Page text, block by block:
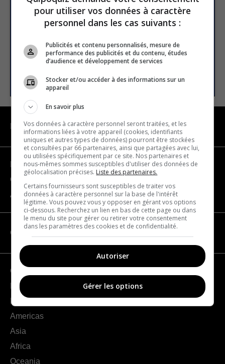
NAVIGATION
Become a partner
Contact us
About us
CATEGORIES
Geography
France
Europe
Americas
Asia
Africa
Oceania
pour utiliser vos données à caractère
personnel dans les cas suivants :
Publicités et contenu personnalisés, mesure de
performance des publicités et du contenu, études
d’audience et développement de services
Stocker et/ou accéder à des informations sur un
appareil
En savoir plus
Vos données à caractère personnel seront traitées, et les
informations liées à votre appareil (cookies, identifiants
uniques et autres types de données) pourront être stockées
et consultées par 66 partenaires, ainsi que partagées avec lui,
ou utilisées spécifiquement par ce site. Nos partenaires et
nous-mêmes sommes susceptibles d'utiliser des données de
géolocalisation précises. Liste des partenaires.
Certains fournisseurs sont susceptibles de traiter vos
données à caractère personnel sur la base de l'intérêt
légitime. Vous pouvez vous y opposer en gérant vos options
ci-dessous. Recherchez un lien en bas de cette page ou dans
le menu du site pour gérer ou retirer votre consentement
dans les paramètres des cookies et de confidentialité.
Autoriser
Gérer les options